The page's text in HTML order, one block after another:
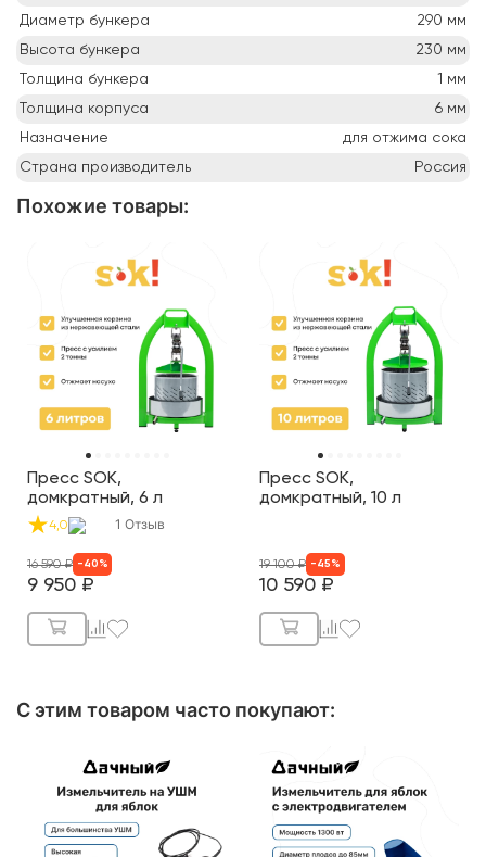
Диаметр бункера
290 мм
Высота бункера
230 мм
Толщина бункера
1 мм
Толщина корпуса
6 мм
Назначение
для отжима сока
Страна производитель
Россия
Похожие товары:
Пресс SOK,
домкратный, 6 л
4,0 1 Отзыв
9 950 ₽
16 590₽ - 40 %
Пресс SOK,
домкратный, 10 л
10 590 ₽
19 100₽ - 45 %
С этим товаром часто покупают: